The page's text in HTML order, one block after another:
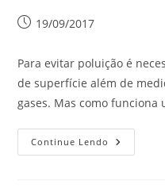
19/09/2017
Para evitar poluição é
de superfície além de
gases. Mas como funciona
Continue Lendo